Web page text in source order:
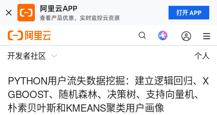
打开 APP
开发者社区 个人
PYTHON用户流失数据挖掘：建立逻辑回归、X
GBOOST、随机森林、决策树、支持向量机、
朴素贝叶斯和KMEANS聚类用户画像